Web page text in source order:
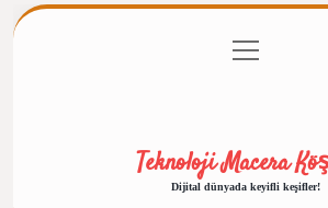
Gizlilik Politikası
menüyü
aç
Teknoloji Macera
Dijital dünyada keyifli keşifler!